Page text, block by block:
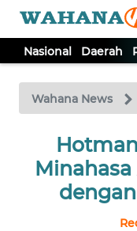
Nasional Daerah
Wahana News
TV
Tutup
NASIONAL
DAERAH